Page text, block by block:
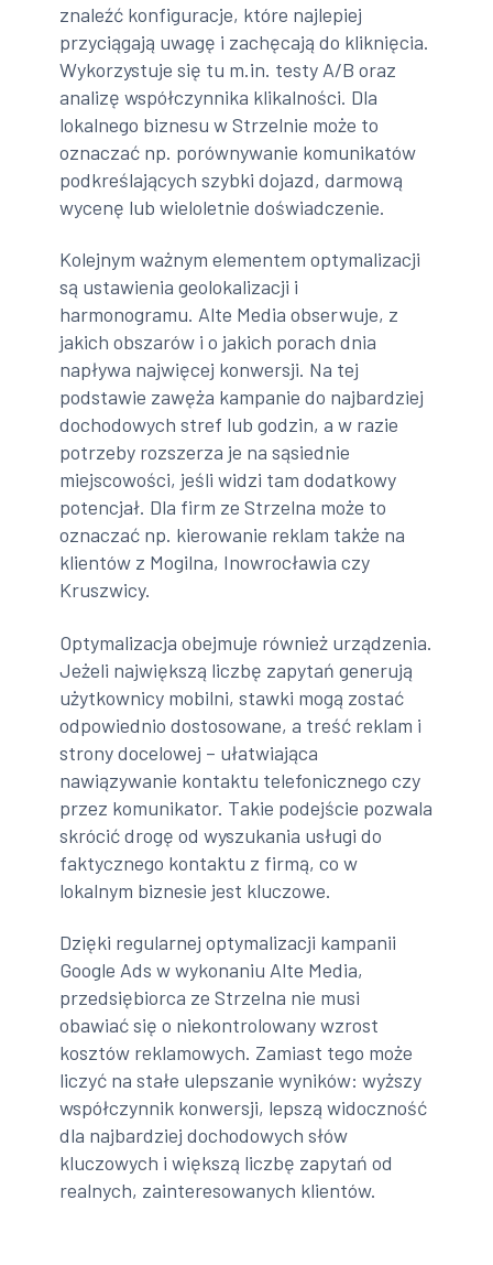
znaleźć konfiguracje, które najlepiej
przyciągają uwagę i zachęcają do kliknięcia.
Wykorzystuje się tu m.in. testy A/B oraz
analizę współczynnika klikalności. Dla
lokalnego biznesu w Strzelnie może to
oznaczać np. porównywanie komunikatów
podkreślających szybki dojazd, darmową
wycenę lub wieloletnie doświadczenie.
Kolejnym ważnym elementem optymalizacji
są ustawienia geolokalizacji i
harmonogramu. Alte Media obserwuje, z
jakich obszarów i o jakich porach dnia
napływa najwięcej konwersji. Na tej
podstawie zawęża kampanie do najbardziej
dochodowych stref lub godzin, a w razie
potrzeby rozszerza je na sąsiednie
miejscowości, jeśli widzi tam dodatkowy
potencjał. Dla firm ze Strzelna może to
oznaczać np. kierowanie reklam także na
klientów z Mogilna, Inowrocławia czy
Kruszwicy.
Optymalizacja obejmuje również urządzenia.
Jeżeli największą liczbę zapytań generują
użytkownicy mobilni, stawki mogą zostać
odpowiednio dostosowane, a treść reklam i
strony docelowej – ułatwiająca
nawiązywanie kontaktu telefonicznego czy
przez komunikator. Takie podejście pozwala
skrócić drogę od wyszukania usługi do
faktycznego kontaktu z firmą, co w
lokalnym biznesie jest kluczowe.
Dzięki regularnej optymalizacji kampanii
Google Ads w wykonaniu Alte Media,
przedsiębiorca ze Strzelna nie musi
obawiać się o niekontrolowany wzrost
kosztów reklamowych. Zamiast tego może
liczyć na stałe ulepszanie wyników: wyższy
współczynnik konwersji, lepszą widoczność
dla najbardziej dochodowych słów
kluczowych i większą liczbę zapytań od
realnych, zainteresowanych klientów.